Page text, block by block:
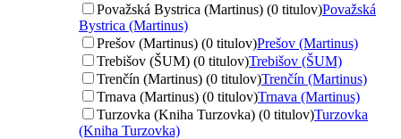
Považská Bystrica (Martinus) (0 titulov)Považská
Bystrica (Martinus)
Prešov (Martinus) (0 titulov)Prešov (Martinus)
Trebišov (ŠUM) (0 titulov)Trebišov (ŠUM)
Trenčín (Martinus) (0 titulov)Trenčín (Martinus)
Trnava (Martinus) (0 titulov)Trnava (Martinus)
Turzovka (Kniha Turzovka) (0 titulov)Turzovka
(Kniha Turzovka)